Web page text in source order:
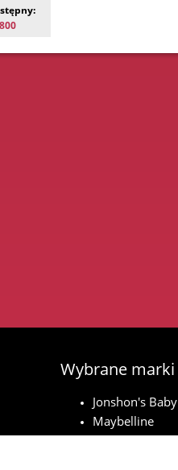
Wybrane marki
Jonshon's Baby
Maybelline
Royal Canin